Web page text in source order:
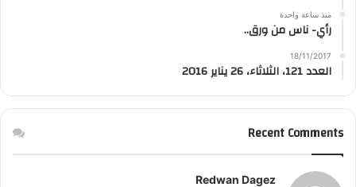
منذ ساعة واحدة
رأي- ناس من ورق..
18/11/2017
العدد 121، الثلاثاء، 26 يناير 2016
Recent Comments
Redwan Dagez